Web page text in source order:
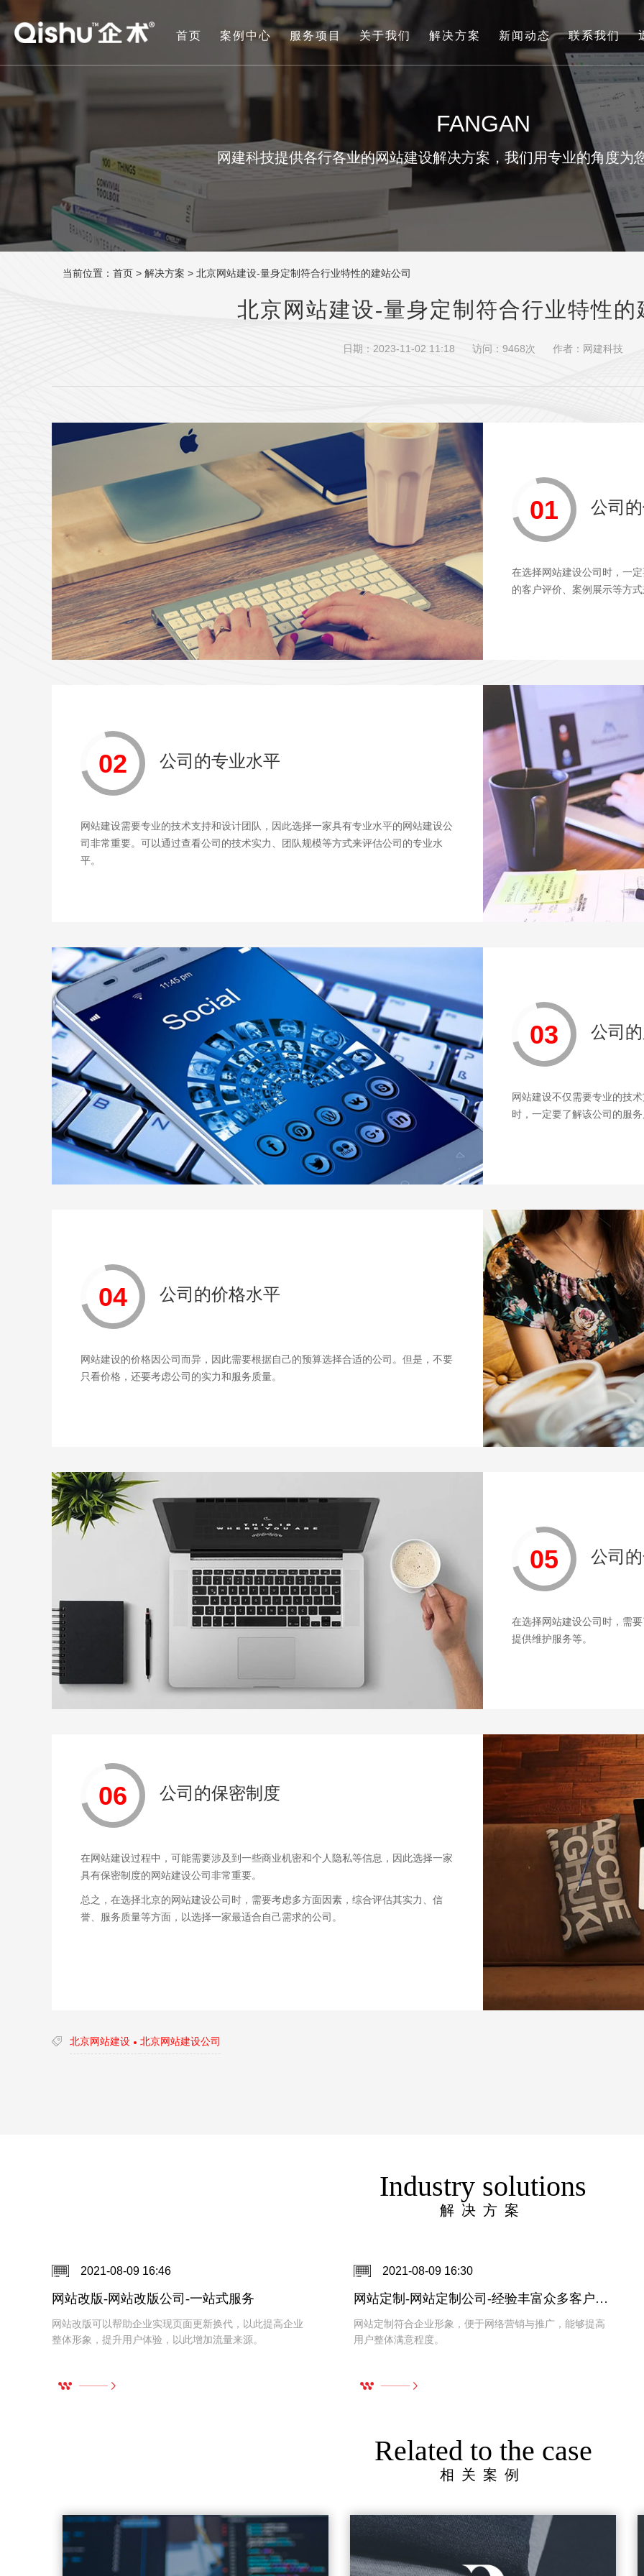
首页 案例中心 服务项目 关于我们 解决方案 新闻动态 联系我们
FANGAN
网建科技提供各行各业的网站建设解决方案，我们用专业的角度为
当前位置： 首页 > 解决方案 > 北京网站建设-量身定制符合行业特性的建站公司
北京网站建设-量身定制符合行业特性的
日期：2023-11-02 11:18 访问：9468次 作者：网建科技
01 公司
在选择网站建设公司时，一
的客户评价、案例展示等方
02 公司的专业水平
网站建设需要专业的技术支持和设计团队，因此选择一家具有专业水平的网站建设公
司非常重要。可以通过查看公司的技术实力、团队规模等方式来评估公司的专业水
平。
03 公司
网站建设不仅需要专业的技
时，一定要了解该公司的服
04 公司的价格水平
网站建设的价格因公司而异，因此需要根据自己的预算选择合适的公司。但是，不要
只看价格，还要考虑公司的实力和服务质量。
05 公司
在选择网站建设公司时，需
提供维护服务等。
06 公司的保密制度
在网站建设过程中，可能需要涉及到一些商业机密和个人隐私等信息，因此选择一家
具有保密制度的网站建设公司非常重要。
总之，在选择北京的网站建设公司时，需要考虑多方面因素，综合评估其实力、信
誉、服务质量等方面，以选择一家最适合自己需求的公司。
北京网站建设 北京网站建设公司
Industry solutions
解决方案
2021-08-09 16:30
网站定制符合企业形象，便于网络营销与推广，能够提高
用户整体满意程度。
2021-04-08 11:23
建站-建站公司-专业团队经验丰富案例多多
随着互联网的发展和兴起，各大中小企业开始投入到网络
建站中来，通过企业建站一方面去提高企业整体形象，另
Related to the case
相关案例